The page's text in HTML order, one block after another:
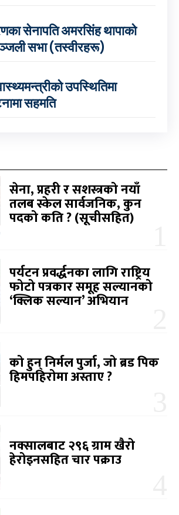
सेनापति अमरसिंह थापाको
सभा (तस्वीरहरू)
उपस्थितिमा
सहमति
सेना, प्रहरी र सशस्त्रको नयाँ
तलब स्केल सार्वजनिक, कुन
पदको कति ? (सूचीसहित)
पर्यटन प्रवर्द्धनका लागि राष्ट्रिय
फोटो पत्रकार समूह सल्यानको
‘क्लिक सल्यान’ अभियान
को हुन् निर्मल पुर्जा, जो ब्रड पिक
हिमपहिरोमा अस्ताए ?
नक्सालबाट २९६ ग्राम खैरो
हेरोइनसहित चार पक्राउ